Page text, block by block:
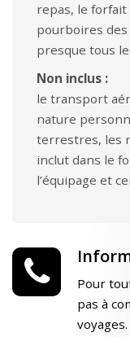
repas, le forfait
pourboires
presque tous
Non inclus :
le transport
nature
terrestres, les
inclut dans le
l’équipage et
Pour
pas à
voyages.